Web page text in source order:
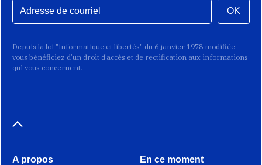
OK
Depuis la loi "informatique et libertés" du 6 janvier 1978 modifiée,
vous bénéficiez d’un droit d’accès et de rectification aux informations
qui vous concernent.
A propos En ce moment